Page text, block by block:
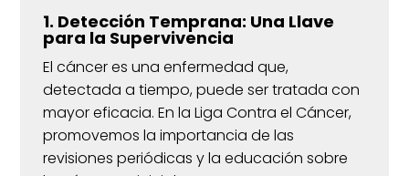
1. Detección Temprana: Una Llave
para la Supervivencia
El cáncer es una enfermedad que,
detectada a tiempo, puede ser tratada con
mayor eficacia. En la Liga Contra el Cáncer,
promovemos la importancia de las
revisiones periódicas y la educación sobre